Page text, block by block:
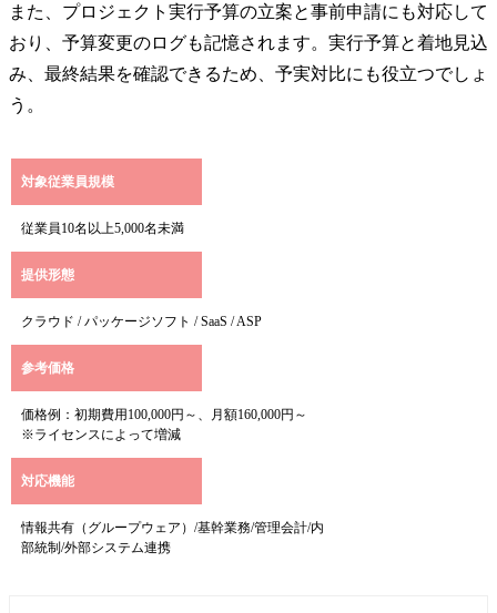
また、プロジェクト実行予算の立案と事前申請にも対応して
おり、予算変更のログも記憶されます。実行予算と着地見込
み、最終結果を確認できるため、予実対比にも役立つでしょ
う。
対象従業員規模
従業員10名以上5,000名未満
提供形態
クラウド / パッケージソフト / SaaS / ASP
参考価格
価格例：初期費用100,000円～、月額160,000円～
※ライセンスによって増減
対応機能
情報共有（グループウェア）/基幹業務/管理会計/内
部統制/外部システム連携